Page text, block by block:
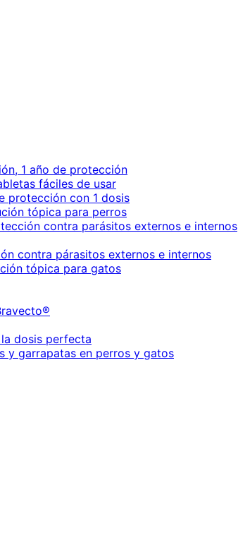
1 año de protección
fáciles de usar
protección con 1 dosis
tópica para perros
contra parásitos externos e internos
contra párasitos externos e internos
tópica para gatos
dosis perfecta
y garrapatas en perros y gatos